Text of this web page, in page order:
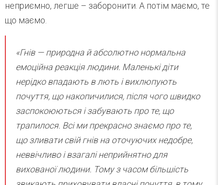
неприємно, легше – заборонити. А потім маємо, те
що маємо.
«Гнів — природна й абсолютно нормальна
емоційна реакція людини. Маленькі діти
нерідко впадають в лють і вихлюпують
почуття, що накопичилися, після чого швидко
заспокоюються і забувають про те, що
трапилося. Всі ми прекрасно знаємо про те,
що зливати свій гнів на оточуючих недобре,
неввічливо і взагалі неприйнятно для
вихованої людини. Тому з часом більшість